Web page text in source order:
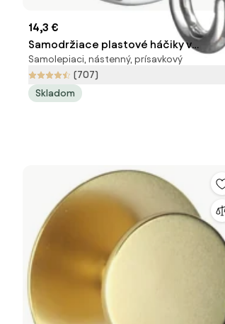
14,3 €
Samodržiace plastové háčiky v
súprave 2 ks v lesklej striebornej farbe
Vacuum-Loc – Wenko
Samolepiaci, nástenný, prísavkový
(707)
Skladom